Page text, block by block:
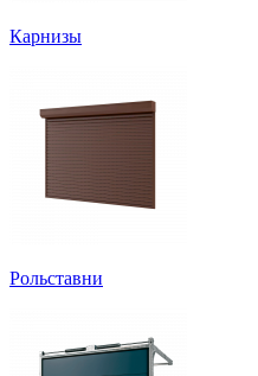
Карнизы
Рольставни